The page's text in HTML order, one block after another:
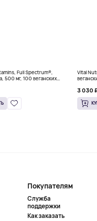
Full Spectrum®,
500 мг, 100 веганских
Vital
3 030
Покупателям
Служба
поддержки
Как заказать